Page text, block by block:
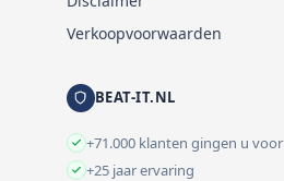
Verkoopvoorwaarden
BEAT-IT.NL
+71.000 klanten gingen u voor
+25 jaar ervaring